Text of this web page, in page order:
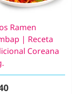
Ramen
| Receta
Coreana